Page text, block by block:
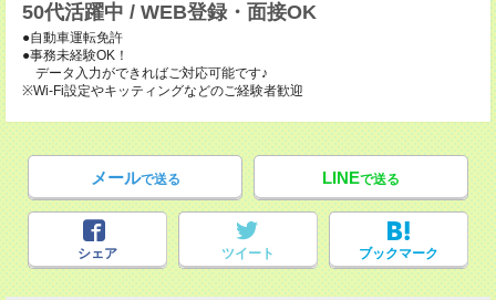
50代活躍中 / WEB登録・面接OK
●自動車運転免許
●事務未経験OK！
データ入力ができればご対応可能です♪
※Wi-Fi設定やキッティングなどのご経験者歓迎
メールで送る LINEで送る
シェア ツイート ブックマーク